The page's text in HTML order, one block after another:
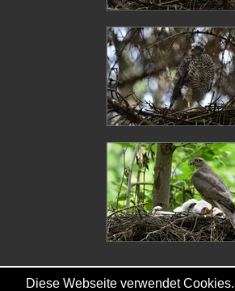
Diese Webseite verwendet